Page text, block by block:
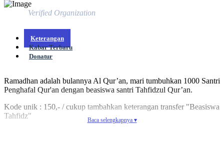
Verified Organization
Keterangan
Kabar Terbaru
Donatur
Ramadhan adalah bulannya Al Qur’an, mari tumbuhkan 1000 Santri
Penghafal Qur'an dengan beasiswa santri Tahfidzul Qur’an.
Kode unik : 150,- / cukup tambahkan keterangan transfer "Beasiswa
Tahfidz"
Baca selengkapnya ▾